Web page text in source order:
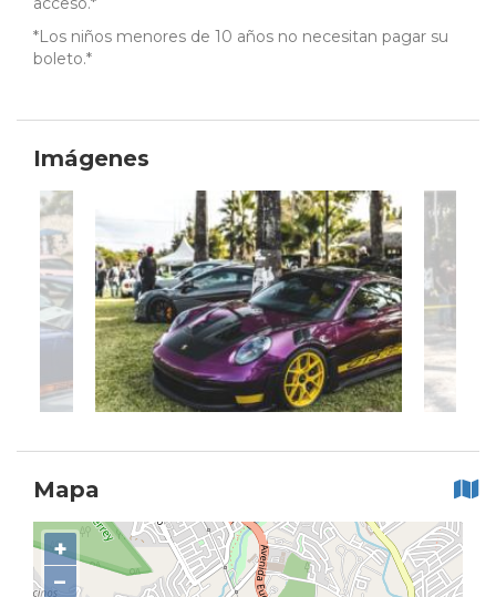
*Los niños menores de 10 años no necesitan pagar su
boleto.*
Imágenes
Mapa
+
−